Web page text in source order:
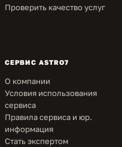
Проверить качество услуг
СЕРВИС ASTRO7
О компании
Условия использования
сервиса
Правила сервиса и юр.
информация
Стать экспертом